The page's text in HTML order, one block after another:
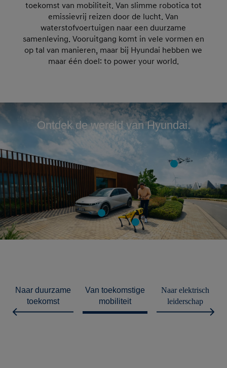
toekomst van mobiliteit. Van slimme robotica tot
emissievrij reizen door de lucht. Van
waterstofvoertuigen naar een duurzame
samenleving. Vooruitgang komt in vele vormen en
op tal van manieren, maar bij Hyundai hebben we
maar één doel: to power your world.
Ontdek de wereld van Hyundai.
duurzame
toekomst
toekomstige
mobiliteit
elektrisch
leiderschap